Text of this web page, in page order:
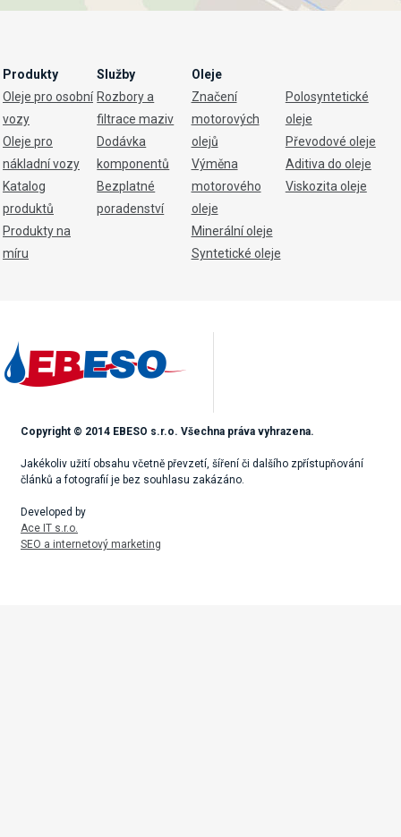
Produkty
Oleje pro osobní
vozy
Oleje pro
nákladní vozy
Katalog
produktů
Produkty na
míru
Služby
Rozbory a
filtrace maziv
Dodávka
komponentů
Bezplatné
poradenství
Oleje
Značení
motorových
olejů
Výměna
motorového
oleje
Minerální oleje
Syntetické oleje
Polosyntetické
oleje
Převodové oleje
Aditiva do oleje
Viskozita oleje
Copyright © 2014 EBESO s.r.o. Všechna práva vyhrazena.
Jakékoliv užití obsahu včetně převzetí, šíření či dalšího zpřístupňování
článků a fotografií je bez souhlasu zakázáno.
Developed by
Ace IT s.r.o.
SEO a internetový marketing